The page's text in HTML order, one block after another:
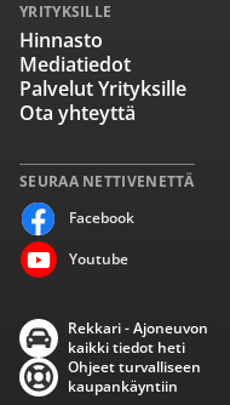
SEURAA NETTIVENETTÄ
Facebook
Youtube
YRITYKSILLE
Hinnasto
Mediatiedot
Palvelut Yrityksille
Ota yhteyttä
Rekkari - Ajoneuvon
kaikki tiedot heti
Ohjeet turvalliseen
kaupankäyntiin